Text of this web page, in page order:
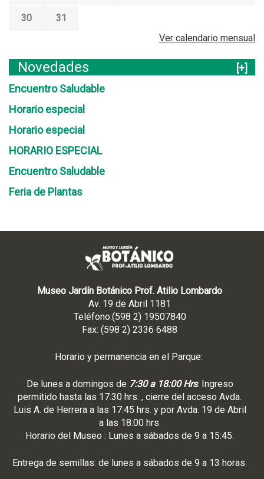
30
31
Ver calendario mensual
Novedades
[+]
Encuentro Saludable
Horario especial
Horario especial
HORARIO ESPECIAL
Encuentro Saludable
Feria de Plantas
Museo Jardín Botánico Prof. Atilio Lombardo
Av. 19 de Abril 1181
Teléfono:(598 2) 19507840
Fax: (598 2) 2336 6488
Horario y permanencia en el Parque:
De lunes a domingos de 7:30 a 18:00 Hrs. Ingreso
permitido hasta las 17:30 hrs. , cierre del acceso Avda.
Luis A. de Herrera a las 17:45 hrs. y por Avda. 19 de Abril
a las 18:00 hrs.
Horario del Museo : Lunes a sábados de 9 a 15:45.
Entrega de semillas: de lunes a sábados de 9 a 13 horas.